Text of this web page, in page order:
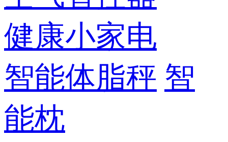
健康小家电
智能体脂秤 智
能枕